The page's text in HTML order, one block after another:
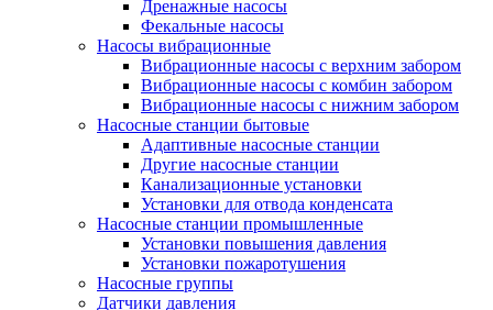
Дренажные насосы
Фекальные насосы
Насосы вибрационные
Вибрационные насосы с верхним забором
Вибрационные насосы с комбин забором
Вибрационные насосы с нижним забором
Насосные станции бытовые
Адаптивные насосные станции
Другие насосные станции
Канализационные установки
Установки для отвода конденсата
Насосные станции промышленные
Установки повышения давления
Установки пожаротушения
Насосные группы
Датчики давления